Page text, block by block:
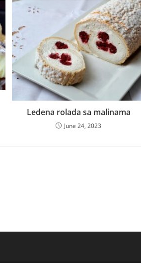
Ledena rolada sa malinama
June 24, 2023